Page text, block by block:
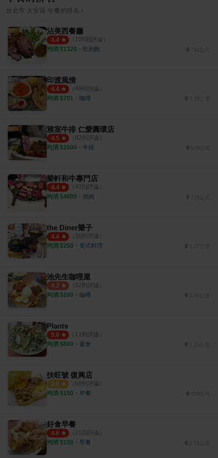
台北市 大安區 午餐的排名 ›
沾美西餐廳
4.4 （ 105則評論）
均消 $1320 ・ 吃到飽
印渡風情
4.4 （ 49則評論）
均消 $701 ・ 咖哩
雅室牛排 仁愛圓環店
4.5 （ 82則評論）
均消 $2500 ・ 牛排 579公尺
樂軒和牛專門店
4.4 （ 42則評論）
均消 $4000 ・ 燒肉
the Diner樂子
4.4 （ 38則評論）
均消 $250 ・ 美式料理
池先生咖哩屋
4.3 （ 52則評論）
均消 $200 ・ 咖哩 2.49公里
Plants
5.0 （ 11則評論）
均消 $600 ・ 素食 1.15公里
扶旺號 復興店
2.9 （ 69則評論）
均消 $150 ・ 早餐
好食早餐
4.6 （ 21則評論）
均消 $100 ・ 早餐 2.15公里